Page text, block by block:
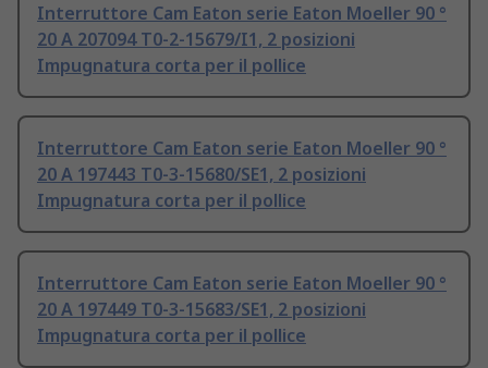
Interruttore Cam Eaton serie Eaton Moeller 90 °
20 A 207094 T0-2-15679/I1, 2 posizioni
Impugnatura corta per il pollice
Interruttore Cam Eaton serie Eaton Moeller 90 °
20 A 197443 T0-3-15680/SE1, 2 posizioni
Impugnatura corta per il pollice
Interruttore Cam Eaton serie Eaton Moeller 90 °
20 A 197449 T0-3-15683/SE1, 2 posizioni
Impugnatura corta per il pollice